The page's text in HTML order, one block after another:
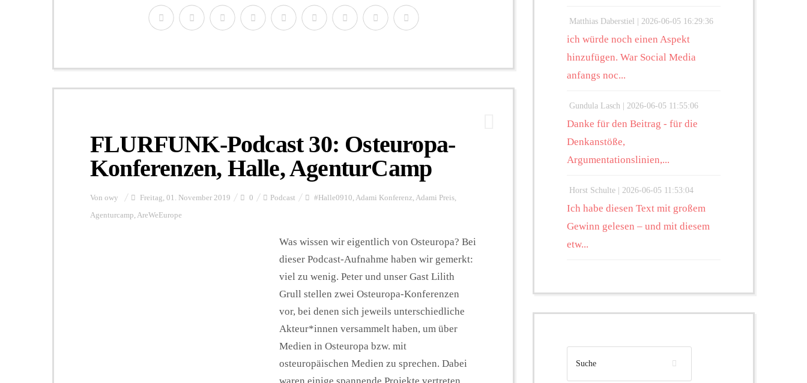
FLURFUNK-Podcast 30: Osteuropa-
Konferenzen, Halle, AgenturCamp
Von owy Freitag, 01. November 2019 0 Podcast #Halle0910, Adami Konferenz, Adami Preis,
Agenturcamp, AreWeEurope
Was wissen wir eigentlich von Osteuropa? Bei
dieser Podcast-Aufnahme haben wir gemerkt:
viel zu wenig. Peter und unser Gast Lilith
Grull stellen zwei Osteuropa-Konferenzen
vor, bei denen sich jeweils unterschiedliche
Akteur*innen versammelt haben, um über
Medien in Osteuropa bzw. mit
osteuropäischen Medien zu sprechen. Dabei
Matthias Daberstiel | 2026-06-05 16:29:36
ich würde noch einen Aspekt
hinzufügen. War Social Media
anfangs noc...
Gundula Lasch | 2026-06-05 11:55:06
Danke für den Beitrag - für die
Denkanstöße,
Argumentationslinien,...
Horst Schulte | 2026-06-05 11:53:04
Ich habe diesen Text mit großem
Gewinn gelesen – und mit diesem
etw...